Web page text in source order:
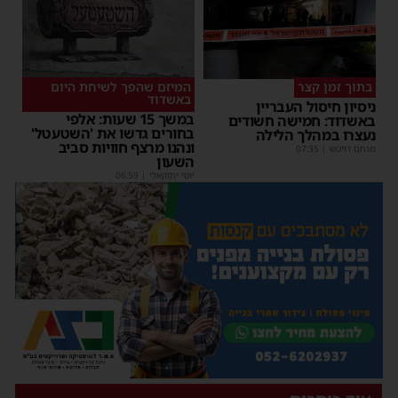
בתוך זמן קצר
ניסיון חיסול העבריין
באשדוד: חמישה חשודים
נעצרו במהלך הלילה
מנחם דויטש 07:35
המיזם שהפך לשיחת היום
באשדוד
במשך 15 שעות: אלפי
בחורים גדשו את 'השטעטל'
ונהנו מרצף חוויות סביב
השעון
יוסי יחזקאלי 06:59